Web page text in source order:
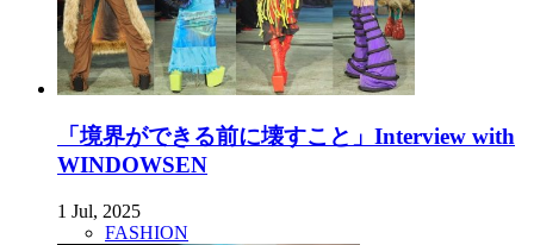
「境界ができる前に壊すこと」Interview with
WINDOWSEN
1 Jul, 2025
FASHION